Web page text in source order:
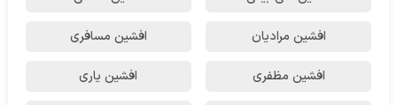
افشین مرادیان افشین مسافری
افشین مظفری افشین یاری